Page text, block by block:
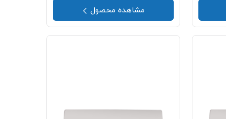
مشاهده محصول